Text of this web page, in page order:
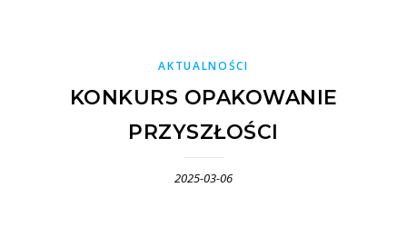
AKTUALNOŚCI
KONKURS OPAKOWANIE
PRZYSZŁOŚCI
2025-03-06